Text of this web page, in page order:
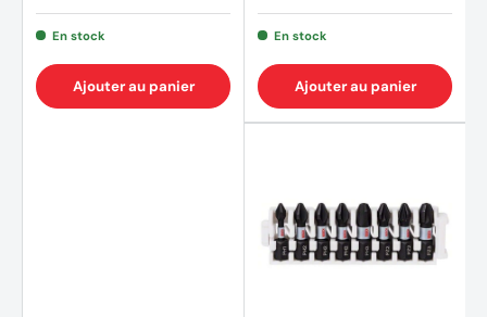
En stock
Ajouter au panier
En stock
Ajouter au panier